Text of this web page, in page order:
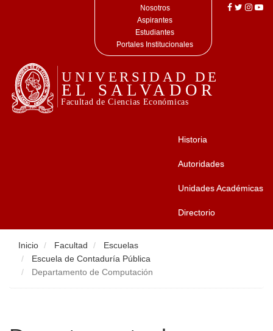
Nosotros
Aspirantes
Estudiantes
Portales Institucionales
Historia
Autoridades
Unidades Académicas
Directorio
Inicio Facultad
Escuelas
Escuela de Contaduría Pública
Departamento de Computación